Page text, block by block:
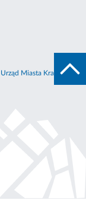
Urząd Miasta Krakowa